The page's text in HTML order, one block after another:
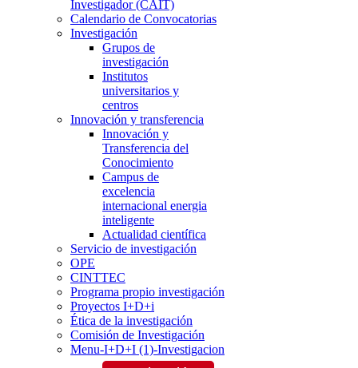
Investigador (CAIT)
Calendario de Convocatorias
Investigación
Grupos de
investigación
Institutos
universitarios y
centros
Innovación y transferencia
Innovación y
Transferencia del
Conocimiento
Campus de
excelencia
internacional energia
inteligente
Actualidad científica
Servicio de investigación
OPE
CINTTEC
Programa propio investigación
Proyectos I+D+i
Ética de la investigación
Comisión de Investigación
Menu-I+D+I (1)-Investigacion